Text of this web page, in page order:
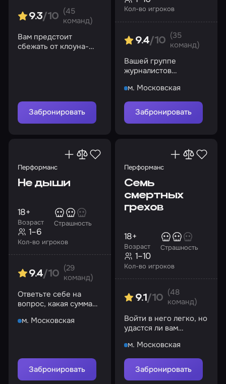
9.3/10
(45
команд)
Вам предстоит
сбежать от клоуна-
Забронировать
Кол-во игроков
9.4/10
(35
команд)
Вашей группе
журналистов
все тайны, связанные
с этим местом
м. Московская
Забронировать
Перформанс
Не дыши
Возраст
18+
Страшность
Кол-во игроков
1–6
9.4/10
(29
команд)
Ответьте себе на
вопрос, какая сумма
на кон жизнь?
м. Московская
Забронировать
Перформанс
Семь
смертных
грехов
Возраст
18+
Страшность
Кол-во игроков
1–10
9.1 /10
(48
команд)
Войти в него легко, но
удастся ли вам
м. Московская
Забронировать